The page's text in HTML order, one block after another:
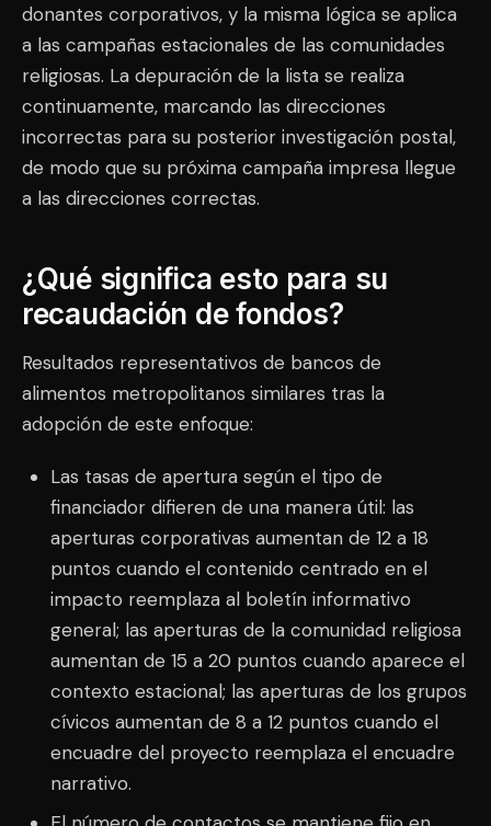
donantes corporativos, y la misma lógica se aplica
a las campañas estacionales de las comunidades
religiosas. La depuración de la lista se realiza
continuamente, marcando las direcciones
incorrectas para su posterior investigación postal,
de modo que su próxima campaña impresa llegue
a las direcciones correctas.
¿Qué significa esto para su
recaudación de fondos?
Resultados representativos de bancos de
alimentos metropolitanos similares tras la
adopción de este enfoque:
Las tasas de apertura según el tipo de
financiador difieren de una manera útil: las
aperturas corporativas aumentan de 12 a 18
puntos cuando el contenido centrado en el
impacto reemplaza al boletín informativo
general; las aperturas de la comunidad religiosa
aumentan de 15 a 20 puntos cuando aparece el
contexto estacional; las aperturas de los grupos
cívicos aumentan de 8 a 12 puntos cuando el
encuadre del proyecto reemplaza el encuadre
narrativo.